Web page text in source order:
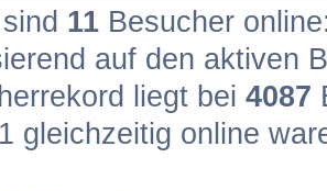
11 Besucher
auf den aktiven
liegt bei 4087
gleichzeitig online